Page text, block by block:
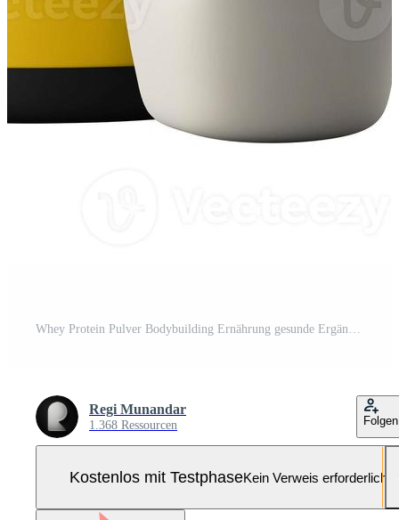
Whey Protein Pulver Bodybuilding Ernährung gesunde Ergänzung 3D-Rendering Symbol Illustration diätetische Fitness Thema Pro Foto
Regi Munandar
1.368 Ressourcen Folgen
Kostenlos mit TestphaseKein Verweis erforderlich